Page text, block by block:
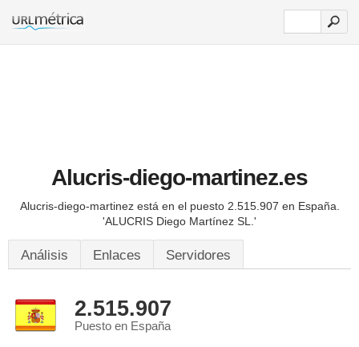
Alucris-diego-martinez.es
Alucris-diego-martinez está en el puesto 2.515.907 en España.
'ALUCRIS Diego Martínez SL.'
Análisis Enlaces Servidores
2.515.907
Puesto en España